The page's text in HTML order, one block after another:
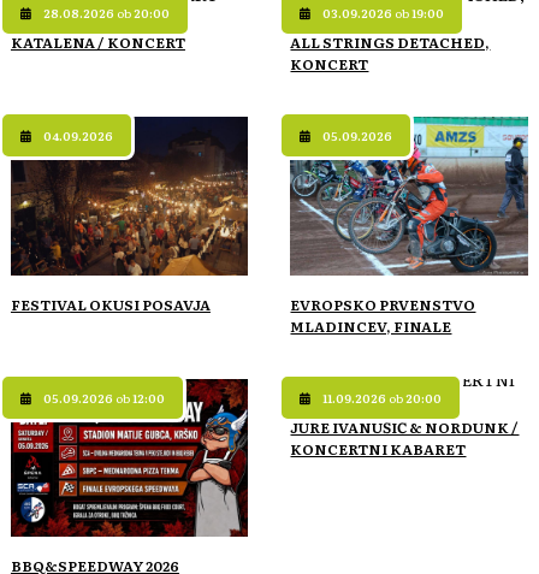
28.08.2026 ob20:00
KATALENA / KONCERT
03.09.2026 ob19:00
ALL STRINGS DETACHED,
KONCERT
04.09.2026
FESTIVAL OKUSI POSAVJA
05.09.2026
EVROPSKO PRVENSTVO
MLADINCEV, FINALE
05.09.2026 ob12:00
BBQ&SPEEDWAY 2026
11.09.2026 ob20:00
JURE IVANUŠIČ & NORDUNK /
KONCERTNI KABARET